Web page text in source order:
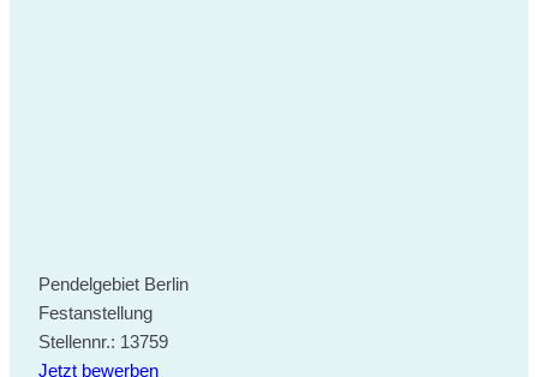
Pendelgebiet Berlin
Festanstellung
Stellennr.: 13759
Jetzt bewerben